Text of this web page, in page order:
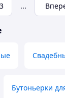
3 ...
Бутоньерки